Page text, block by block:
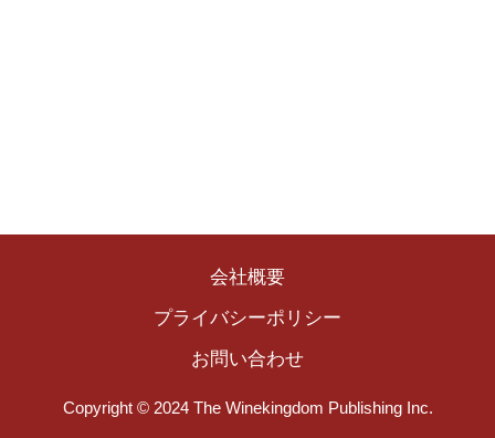
会社概要
プライバシーポリシー
お問い合わせ
Copyright © 2024 The Winekingdom Publishing Inc.